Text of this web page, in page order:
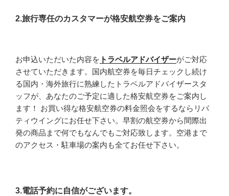
2.旅行専任のカスタマーが格安航空券をご案内
お申込いただいた内容を トラベルアドバイザーがご対応
させていただきます。国内航空券を毎日チェックし続け
る国内・海外旅行に熟練したトラベルアドバイザースタ
ッフが、あなたのご予定に適した格安航空券をご案内し
ます！ お買い得な格安航空券の料金照会をするならリバ
ティウイングにお任せ下さい。早割の航空券から間際出
発の商品まで何でもなんでもご対応致します。空港まで
のアクセス・駐車場の案内も全てお任せ下さい。
3.電話予約に自信がございます。